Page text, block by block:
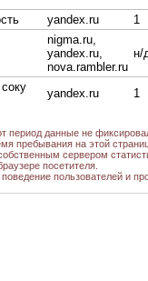
yandex.ru 1
nigma.ru,
yandex.ru,
nova.rambler.ru
н/
yandex.ru 1
yandex.ua н/
yandex.ru 1
период данные не
пребывания на этой
сервером
посетителя.
пользователей и